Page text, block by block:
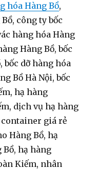
hóa Hàng Bồ,
công ty bốc
hàng hóa Hàng
Hàng Bồ, bốc
bốc dỡ hàng hóa
Bồ Hà Nội, bốc
hạ hàng
dịch vụ hạ hàng
giá rẻ
Hàng Bồ, hạ
hạ hàng
Kiếm, nhân